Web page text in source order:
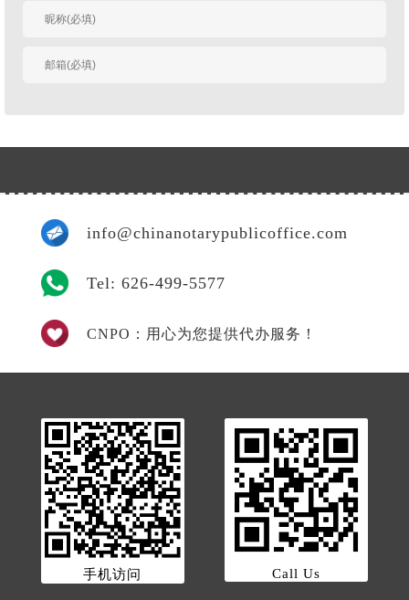
有人回复时邮件通知
我
info@chinanotarypublicoffice.com
Tel: 626-499-5577
CNPO：用心为您提供代办服务！
手机访问 Call Us